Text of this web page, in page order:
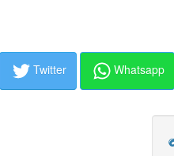
Twitter Whatsapp